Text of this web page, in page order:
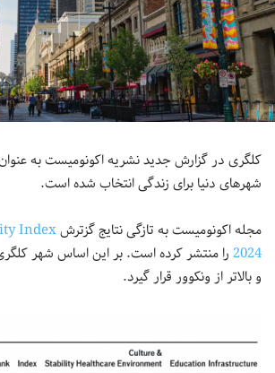
کلگری در گزارش جدید نشریه اکونومیست به
شهرهای دنیا برای زندگی انتخاب شده است.
مجله اکونومیست به تازگی نتایج گزترشIndex
2024را منتشر کرده است. بر این اساس شهر
و بالاتر از ونکوور قرار گیرد.